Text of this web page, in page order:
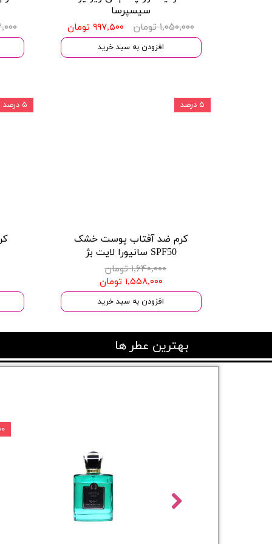
سیسپرسا
۱,۰۵۰,۰۰۰ تومان
۹۹۷,۵۰۰ تومان
افزودن به سبد خرید
کرم ضد آفتاب پوست خشک
SPF50 سانیورا لایت بژ
۱,۶۴۰,۰۰۰ تومان
۱,۵۵۸,۰۰۰ تومان
افزودن به سبد خرید
۵ درصد ۵ درصد
بهترین عطر ها